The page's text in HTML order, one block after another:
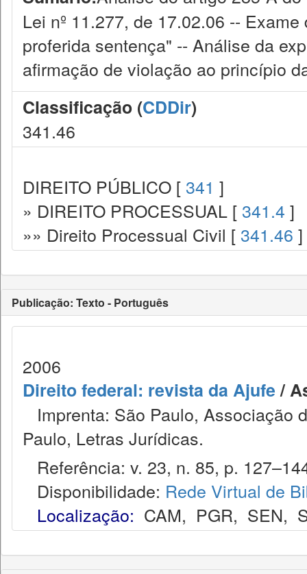
Lei nº 11.277, de 17.02.06 --
proferida sentença" -- Análise da
afirmação de violação ao princípio
Classificação (CDDir)
341.46
DIREITO PÚBLICO [ 341 ]
» DIREITO PROCESSUAL [ 341.4 ]
»» Direito Processual Civil [ 341.46 ]
Publicação: Texto - Português
2006
Direito federal: revista da Ajufe/
Imprenta: São Paulo, Associação
Paulo, Letras Jurídicas.
Referência: v. 23, n. 85, p.
Disponibilidade: Rede Virtual de
Localização: CAM, PGR, SEN,